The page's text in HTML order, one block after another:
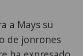
a Mays su
de jonrones